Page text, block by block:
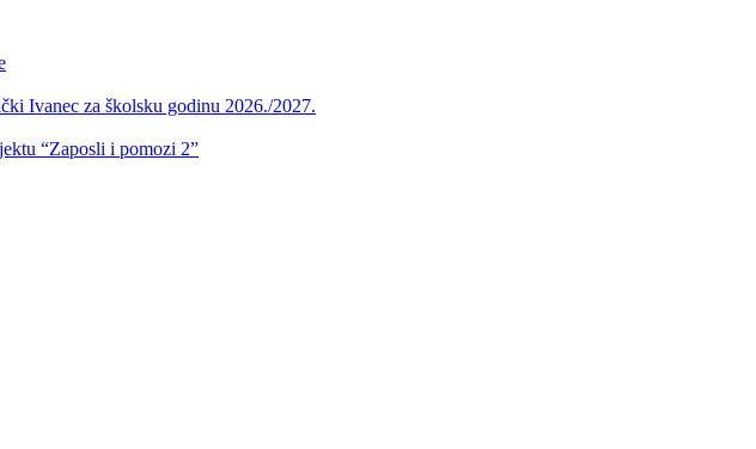
Ivanec za školsku godinu 2026./2027.
“Zaposli i pomozi 2”